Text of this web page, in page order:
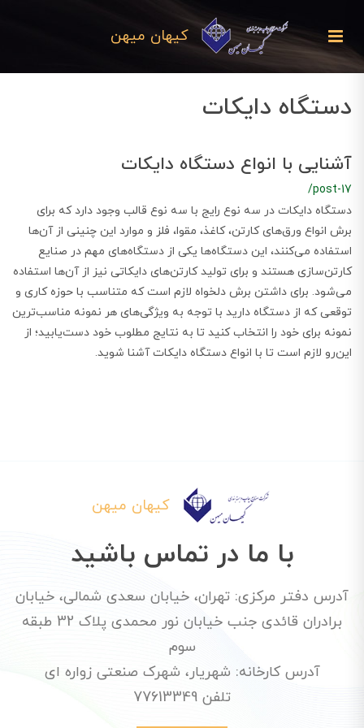
کیهان میهن
دستگاه دایکات
آشنایی با انواع دستگاه دایکات
/post-17
دستگاه دایکات در سه نوع رایج با سه نوع قالب وجود دارد که برای
برش انواع ورق‌های کارتن، کاغذ، مقوا، فلز و موارد این چنینی از آن‌ها
استفاده می‌کنند، این دستگاه‌ها یکی از دستگاه‌های مهم در صنایع
کارتن‌سازی هستند و برای تولید کارتن‌های دایکاتی نیز از آن‌ها استفاده
می‌شود. برای داشتن برش دلخواه لازم است که متناسب با حوزه کاری و
توقعی که از دستگاه دارید با توجه به ویژگی‌های هر نمونه مناسب‌ترین
نمونه برای خود را انتخاب کنید تا به نتایج مطلوب خود دست‌یابید؛ از
این‌رو لازم است تا با انواع دستگاه دایکات آشنا شوید.
کیهان میهن
با ما در تماس باشید
آدرس دفتر مرکزی: تهران، خیابان سعدی شمالی، خیابان
برادران قائدی جنب خیابان نور محمدی پلاک 32 طبقه
سوم
آدرس کارخانه: شهریار، شهرک صنعتی زواره ای
تلفن 77613349